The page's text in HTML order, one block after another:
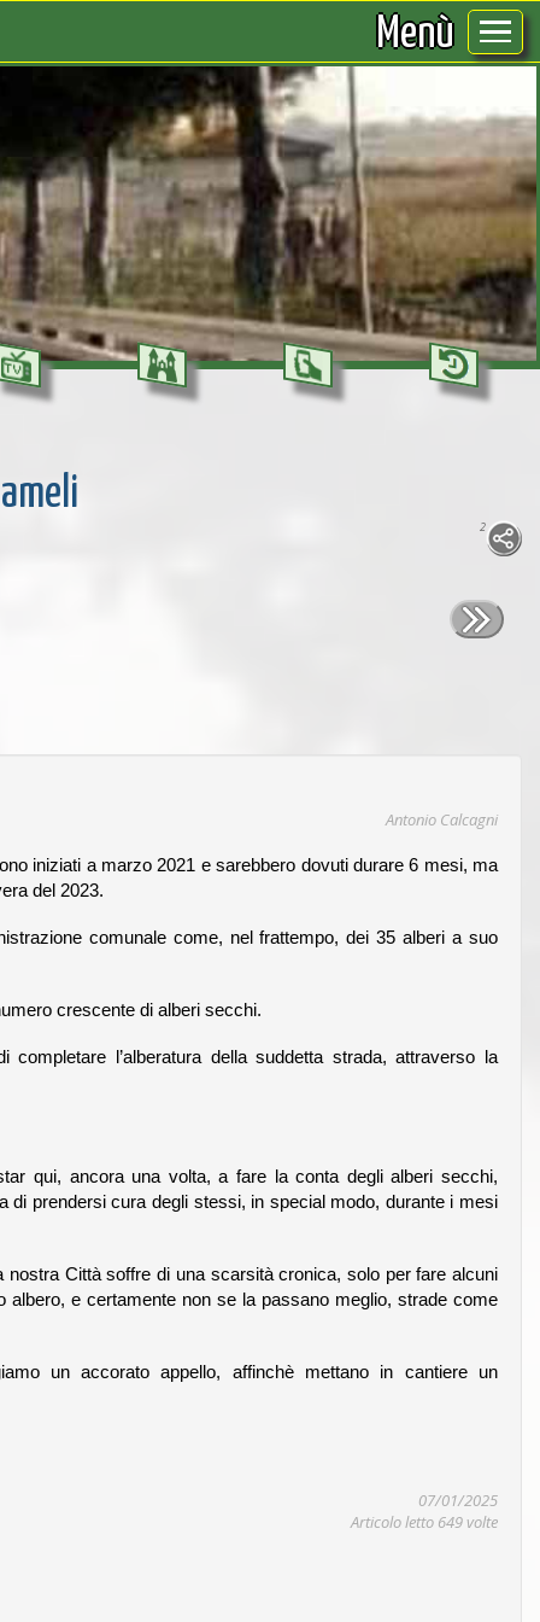
Menù
2
Antonio Calcagni
iniziati a marzo 2021 e sarebbero dovuti durare 6 mesi, ma
del 2023.
comunale come, nel frattempo, dei 35 alberi a suo
crescente di alberi secchi.
l’alberatura della suddetta strada, attraverso la
qui, ancora una volta, a fare la conta degli alberi secchi,
di prendersi cura degli stessi, in special modo, durante i mesi
Città soffre di una scarsità cronica, solo per fare alcuni
e certamente non se la passano meglio, strade come
un accorato appello, affinchè mettano in cantiere un
07/01/2025
Articolo letto 649 volte